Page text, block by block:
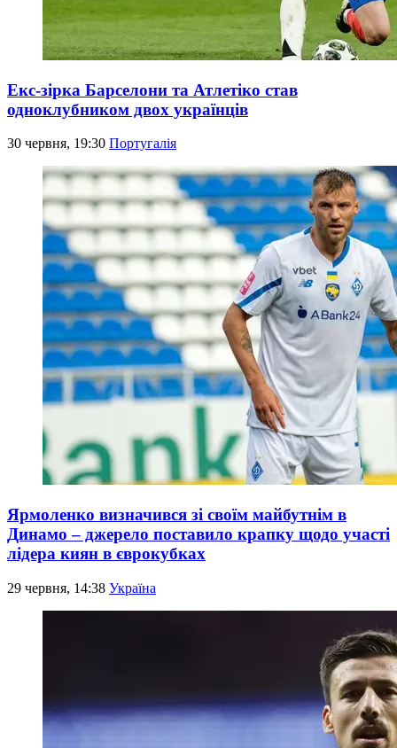
Екс-зірка Барселони та Атлетіко став
одноклубником двох українців
30 червня, 19:30 Португалія
Ярмоленко визначився зі своїм майбутнім в
Динамо – джерело поставило крапку щодо участі
лідера киян в єврокубках
29 червня, 14:38 Україна